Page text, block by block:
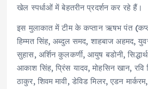
खेल स्पर्धाओं में बेहतरीन प्रदर्शन कर रहे हैं।
इस मुलाकात में टीम के कप्तान ऋषभ पंत
हिम्मत सिंह, अब्दुल समद, शाहबाज अहमद,
सुहास, अर्शिन कुलकर्णी, आयुष बडोनी,
आकाश सिंह, प्रिंस यादव, मोहसिन खान, रवि
ठाकुर, शिवम मावी, डेविड मिलर, एडन